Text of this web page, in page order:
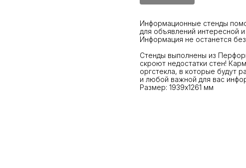
Информационные стенды
для объявлений интересной
Информация не останется
Стенды выполнены из
скроют недостатки стен!
оргстекла, в которые будут
и любой важной для вас
Размер: 1939х1261 мм